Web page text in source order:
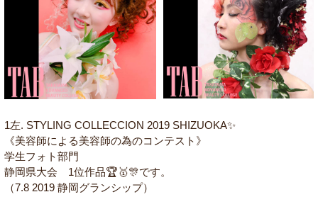
1左. STYLING COLLECCION 2019 SHIZUOKA✨
《美容師による美容師の為のコンテスト》
学生フォト部門
静岡県大会 1位作品🏆🥇🎊です。
（7.8 2019 静岡グランシップ）